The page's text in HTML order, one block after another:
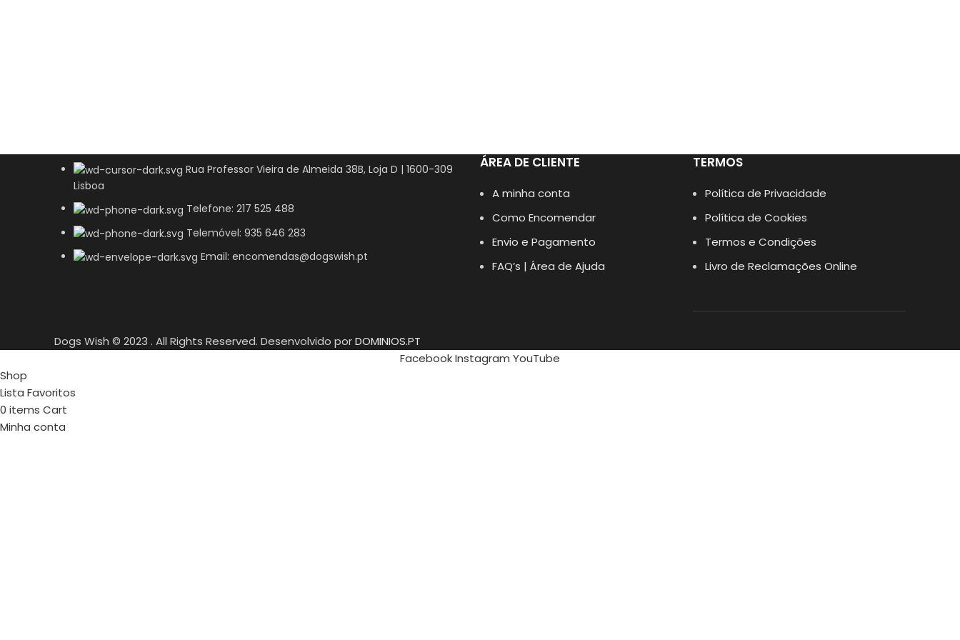
Rua Professor Vieira de Almeida 38B, Loja D | 1600-309
Lisboa
Telefone: 217 525 488
Telemóvel: 935 646 283
Email: encomendas@dogswish.pt
ÁREA DE CLIENTE
A minha conta
Como Encomendar
Envio e Pagamento
FAQ’s | Área de Ajuda
TERMOS
Política de Privacidade
Política de Cookies
Termos e Condições
Livro de Reclamações Online
Dogs Wish © 2023 . All Rights Reserved. Desenvolvido porDOMINIOS.PT
FacebookInstagram YouTube
Shop
Lista Favoritos
0 items Cart
Minha conta